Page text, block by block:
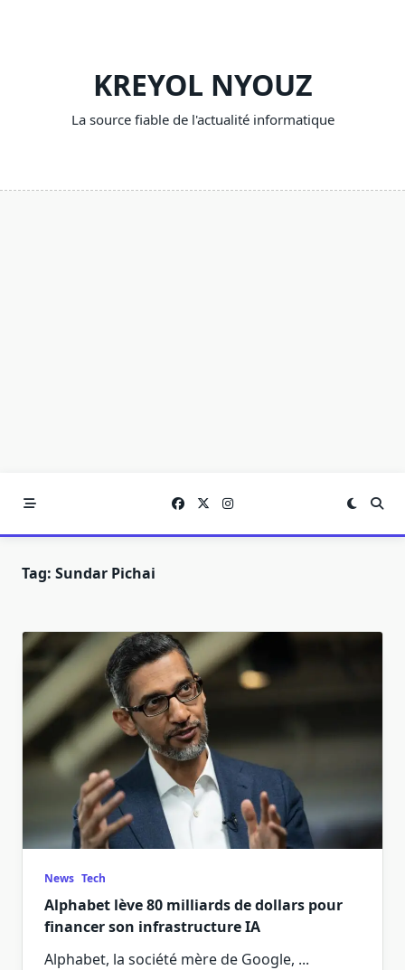
KREYOL NYOUZ
La source fiable de l'actualité informatique
Tag: Sundar Pichai
News Tech
Alphabet lève 80 milliards de dollars pour
financer son infrastructure IA
Alphabet, la société mère de Google, ...